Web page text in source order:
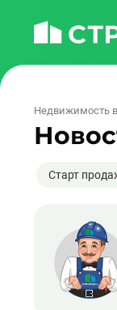
Недвижимость
Старт